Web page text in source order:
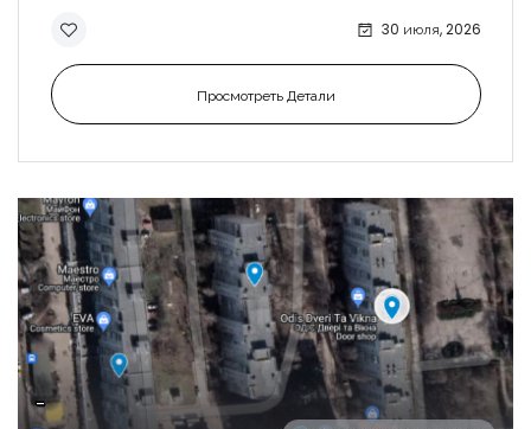
30 июля, 2026
Просмотреть Детали
-